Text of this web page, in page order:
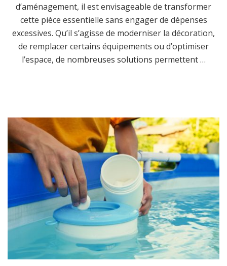
d’aménagement, il est envisageable de transformer
cette pièce essentielle sans engager de dépenses
excessives. Qu’il s’agisse de moderniser la décoration,
de remplacer certains équipements ou d’optimiser
l’espace, de nombreuses solutions permettent …